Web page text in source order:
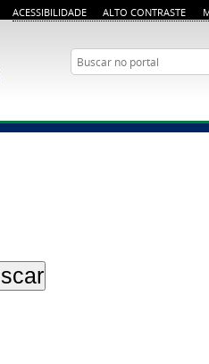
ACESSIBILIDADE ALTO CONTRASTE
Busca